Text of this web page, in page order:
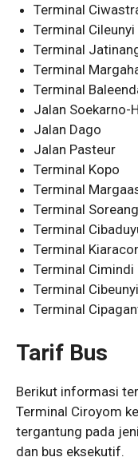
Terminal
Terminal Cileunyi
Terminal
Terminal
Terminal
Jalan Soekarno-
Jalan Dago
Jalan Pasteur
Terminal Kopo
Terminal
Terminal Soreang
Terminal
Terminal
Terminal Cimindi
Terminal
Terminal
Tarif Bus
Berikut informasi
Terminal Ciroyom
tergantung pada
dan bus eksekutif.